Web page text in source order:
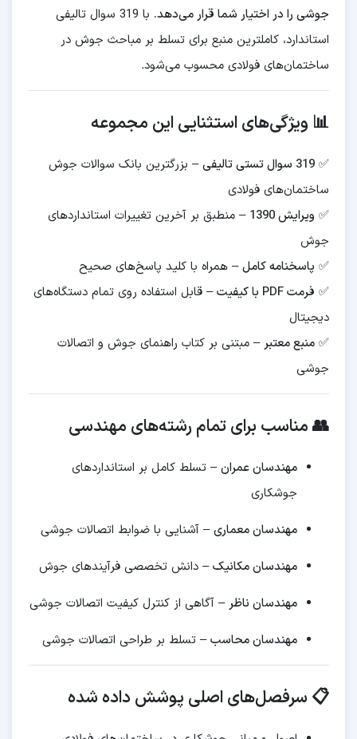
جوشی را در اختیار شما قرار می‌دهد.
با 319 سوال تالیفی
استاندارد، کاملترین منبع برای تسلط بر مباحث جوش در
ساختمان‌های فولادی محسوب می‌شود.
📊 ویژگی‌های استثنایی این مجموعه
✅ 319 سوال تستی تالیفی
– بزرگترین بانک سوالات جوش
ساختمان‌های فولادی
✅ ویرایش 1390
– منطبق بر آخرین تغییرات استانداردهای
جوش
✅ پاسخنامه کامل– همراه با کلید پاسخ‌های صحیح
✅ فرمت PDF با کیفیت
– قابل استفاده روی تمام دستگاه‌های
دیجیتال
✅ منبع معتبر– مبتنی بر کتاب راهنمای جوش و اتصالات
جوشی
👥 مناسب برای تمام رشته‌های مهندسی
مهندسان عمران– تسلط کامل بر استانداردهای
جوشکاری
مهندسان معماری– آشنایی با ضوابط اتصالات جوشی
مهندسان مکانیک– دانش تخصصی فرآیندهای جوش
مهندسان ناظر– آگاهی از کنترل کیفیت اتصالات جوشی
مهندسان محاسب– تسلط بر طراحی اتصالات جوشی
📋 سرفصل‌های اصلی پوشش داده شده